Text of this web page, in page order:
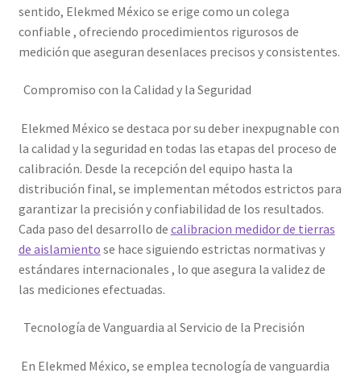
Calibración de Osciloscopios – Elekmed México
Carrito
Finalizar compra
Medidor de tierras con certificado de calibración
Mi cuenta
Multímetro con certificado de calibración
Nuestra Misión en Elekmed México
sentido, Elekmed México se erige como un colega
confiable , ofreciendo procedimientos rigurosos de
medición que aseguran desenlaces precisos y consistentes.
Compromiso con la Calidad y la Seguridad
Elekmed México se destaca por su deber inexpugnable con
la calidad y la seguridad en todas las etapas del proceso de
calibración. Desde la recepción del equipo hasta la
distribución final, se implementan métodos estrictos para
garantizar la precisión y confiabilidad de los resultados.
Cada paso del desarrollo de calibracion medidor de tierras
de aislamiento se hace siguiendo estrictas normativas y
estándares internacionales , lo que asegura la validez de
las mediciones efectuadas.
Tecnología de Vanguardia al Servicio de la Precisión
En Elekmed México, se emplea tecnología de vanguardia